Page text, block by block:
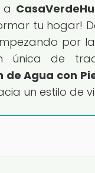
a
tu hogar!
por
única de
de Agua con
un estilo de